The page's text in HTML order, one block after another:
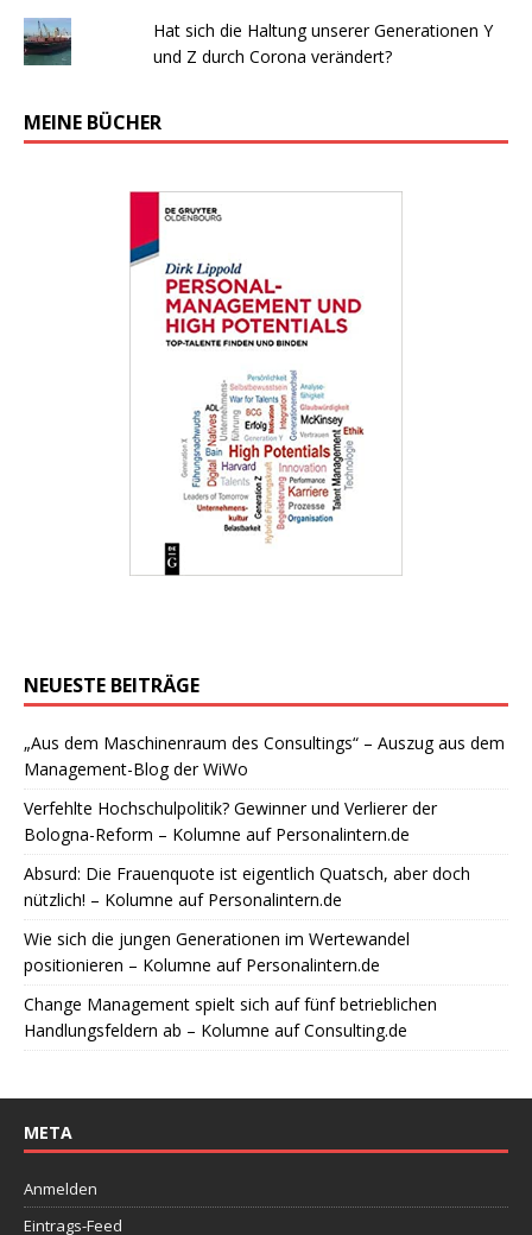
Hat sich die Haltung unserer Generationen Y
und Z durch Corona verändert?
MEINE BÜCHER
NEUESTE BEITRÄGE
„Aus dem Maschinenraum des Consultings“ – Auszug aus dem
Management-Blog der WiWo
Verfehlte Hochschulpolitik? Gewinner und Verlierer der
Bologna-Reform – Kolumne auf Personalintern.de
Absurd: Die Frauenquote ist eigentlich Quatsch, aber doch
nützlich! – Kolumne auf Personalintern.de
Wie sich die jungen Generationen im Wertewandel
positionieren – Kolumne auf Personalintern.de
Change Management spielt sich auf fünf betrieblichen
Handlungsfeldern ab – Kolumne auf Consulting.de
META
Anmelden
Eintrags-Feed